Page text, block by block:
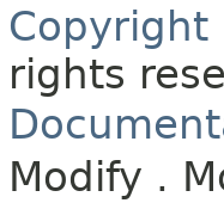
Copyright
rights
Modify .